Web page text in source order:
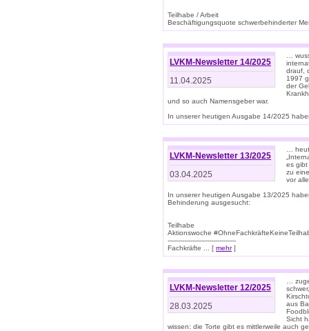
Teilhabe / Arbeit
Beschäftigungsquote schwerbehinderter
LVKM-Newsletter 14/2025
11.04.2025
…
drauf,
1997
der
und so auch Namensgeber war.
In unserer heutigen Ausgabe 14/2025
LVKM-Newsletter 13/2025
03.04.2025
…
es gibt
zu
vor
In unserer heutigen Ausgabe 13/2025
Behinderung ausgesucht:
Teilhabe
Aktionswoche
---------------------------------
Fachkräfte ... [ mehr]
LVKM-Newsletter 12/2025
28.03.2025
…
aus
Sicht
wissen: die Torte gibt es mittlerweile auch